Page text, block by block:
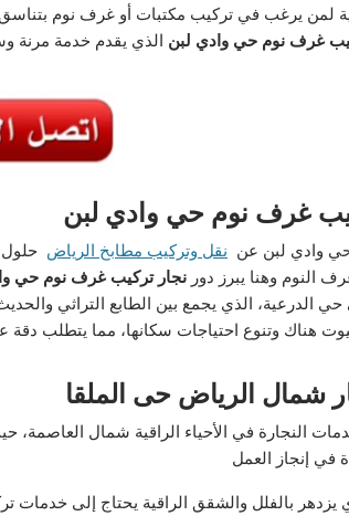
لمن يرغب في تركيب مكتبات أو غرف نوم بتناسق
غرف نوم حي وادي لبن الذي يقدم خدمة مرنة
غرف نوم حي وادي لبن
وادي لبن عن نقل وتركيب مطابخ الرياض حلول
النوم وهنا يبرز دور نجار تركيب غرف نوم حي
حي الدرعية، الذي يجمع بين الطابع التراثي
هناك وتنوع احتياجات سكانها، مما يتطلب دقة
شمال الرياض حى الملقا
النجارة في الأحياء الراقية شمال
في إنجاز العمل
يزدهر بالفلل والشقق الراقية يحتاج إلى خدمات